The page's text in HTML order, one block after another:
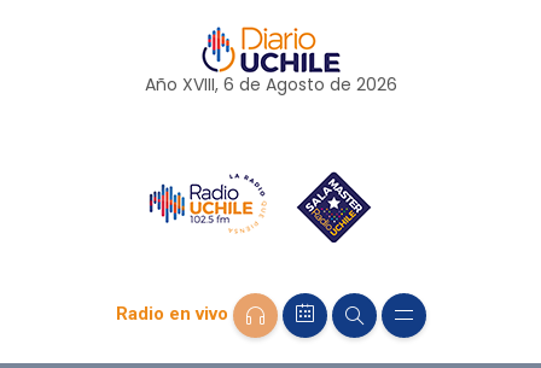
Año XVIII, 6 de Agosto de 2026
Radio en vivo